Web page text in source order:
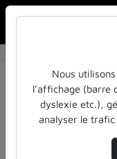
Contactez
Votre message
Cocher
cette case
si vous êtes
un humain
Nous
l’affichage (barre
dyslexie etc.),
analyser le